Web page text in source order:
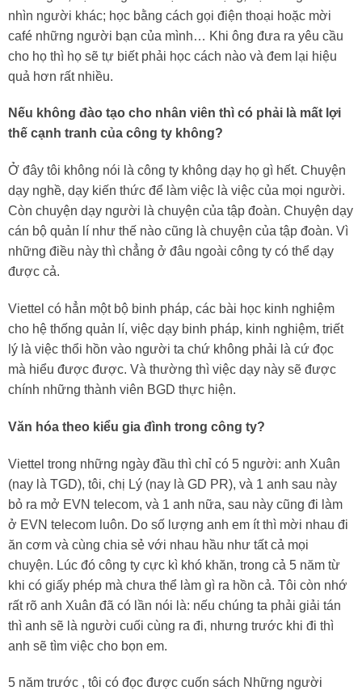
nhìn người khác; học bằng cách gọi điện thoại hoặc mời
café những người bạn của mình… Khi ông đưa ra yêu cầu
cho họ thì họ sẽ tự biết phải học cách nào và đem lại hiệu
quả hơn rất nhiều.
Nếu không đào tạo cho nhân viên thì có phải là mất lợi
thế cạnh tranh của công ty không?
Ở đây tôi không nói là công ty không dạy họ gì hết. Chuyện
dạy nghề, dạy kiến thức để làm việc là việc của mọi người.
Còn chuyện dạy người là chuyện của tập đoàn. Chuyện dạy
cán bộ quản lí như thế nào cũng là chuyện của tập đoàn. Vì
những điều này thì chẳng ở đâu ngoài công ty có thể dạy
được cả.
Viettel có hẳn một bộ binh pháp, các bài học kinh nghiệm
cho hệ thống quản lí, việc dạy binh pháp, kinh nghiệm, triết
lý là việc thổi hồn vào người ta chứ không phải là cứ đọc
mà hiểu được được. Và thường thì việc dạy này sẽ được
chính những thành viên BGD thực hiện.
Văn hóa theo kiểu gia đình trong công ty?
Viettel trong những ngày đầu thì chỉ có 5 người: anh Xuân
(nay là TGD), tôi, chị Lý (nay là GD PR), và 1 anh sau này
bỏ ra mở EVN telecom, và 1 anh nữa, sau này cũng đi làm
ở EVN telecom luôn. Do số lượng anh em ít thì mời nhau đi
ăn cơm và cùng chia sẻ với nhau hầu như tất cả mọi
chuyện. Lúc đó công ty cực kì khó khăn, trong cả 5 năm từ
khi có giấy phép mà chưa thể làm gì ra hồn cả. Tôi còn nhớ
rất rõ anh Xuân đã có lần nói là: nếu chúng ta phải giải tán
thì anh sẽ là người cuối cùng ra đi, nhưng trước khi đi thì
anh sẽ tìm việc cho bọn em.
5 năm trước , tôi có đọc được cuốn sách Những người